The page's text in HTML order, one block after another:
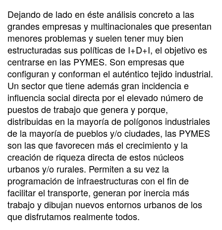
Dejando de lado en éste análisis concreto a las
grandes empresas y multinacionales que presentan
menores problemas y suelen tener muy bien
estructuradas sus políticas de I+D+I, el objetivo es
centrarse en las PYMES. Son empresas que
configuran y conforman el auténtico tejido industrial.
Un sector que tiene además gran incidencia e
influencia social directa por el elevado número de
puestos de trabajo que genera y porque,
distribuidas en la mayoría de polígonos industriales
de la mayoría de pueblos y/o ciudades, las PYMES
son las que favorecen más el crecimiento y la
creación de riqueza directa de estos núcleos
urbanos y/o rurales. Permiten a su vez la
programación de infraestructuras con el fin de
facilitar el transporte, generan por inercia más
trabajo y dibujan nuevos entornos urbanos de los
que disfrutamos realmente todos.